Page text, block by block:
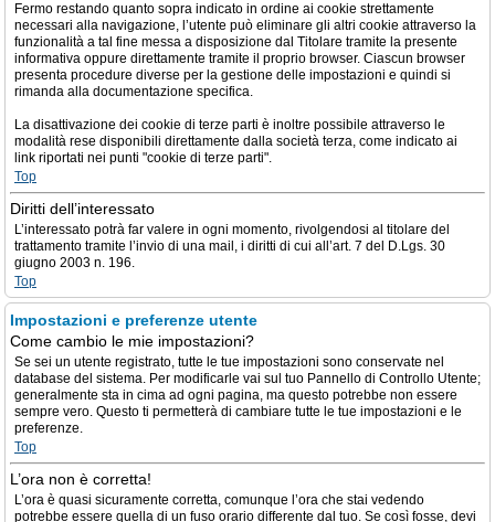
Fermo restando quanto sopra indicato in ordine ai cookie strettamente
necessari alla navigazione, l’utente può eliminare gli altri cookie attraverso la
funzionalità a tal fine messa a disposizione dal Titolare tramite la presente
informativa oppure direttamente tramite il proprio browser. Ciascun browser
presenta procedure diverse per la gestione delle impostazioni e quindi si
rimanda alla documentazione specifica.
La disattivazione dei cookie di terze parti è inoltre possibile attraverso le
modalità rese disponibili direttamente dalla società terza, come indicato ai
link riportati nei punti "cookie di terze parti".
Top
Diritti dell’interessato
L’interessato potrà far valere in ogni momento, rivolgendosi al titolare del
trattamento tramite l’invio di una mail, i diritti di cui all’art. 7 del D.Lgs. 30
giugno 2003 n. 196.
Top
Impostazioni e preferenze utente
Come cambio le mie impostazioni?
Se sei un utente registrato, tutte le tue impostazioni sono conservate nel
database del sistema. Per modificarle vai sul tuo Pannello di Controllo Utente;
generalmente sta in cima ad ogni pagina, ma questo potrebbe non essere
sempre vero. Questo ti permetterà di cambiare tutte le tue impostazioni e le
preferenze.
Top
L’ora non è corretta!
L’ora è quasi sicuramente corretta, comunque l’ora che stai vedendo
potrebbe essere quella di un fuso orario differente dal tuo. Se così fosse, devi